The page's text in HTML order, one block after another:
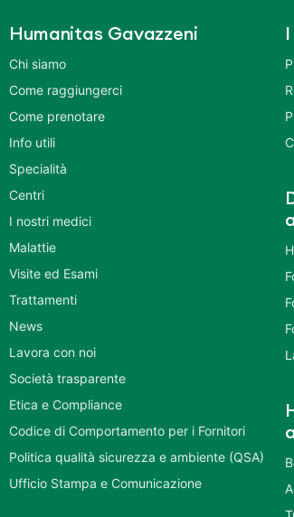
Humanitas Gavazzeni
Chi siamo
Come raggiungerci
Come prenotare
Info utili
Specialità
Centri
I nostri medici
Malattie
Visite ed Esami
Trattamenti
News
Lavora con noi
Società trasparente
Etica e Compliance
Codice di Comportamento per i Fornitori
Politica qualità sicurezza e ambiente (QSA)
Ufficio Stampa e Comunicazione